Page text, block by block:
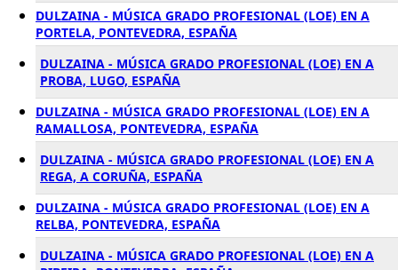
DULZAINA - MÚSICA GRADO PROFESIONAL (LOE) EN A
PORTELA, PONTEVEDRA, ESPAÑA
DULZAINA - MÚSICA GRADO PROFESIONAL (LOE) EN A
PROBA, LUGO, ESPAÑA
DULZAINA - MÚSICA GRADO PROFESIONAL (LOE) EN A
RAMALLOSA, PONTEVEDRA, ESPAÑA
DULZAINA - MÚSICA GRADO PROFESIONAL (LOE) EN A
REGA, A CORUÑA, ESPAÑA
DULZAINA - MÚSICA GRADO PROFESIONAL (LOE) EN A
RELBA, PONTEVEDRA, ESPAÑA
DULZAINA - MÚSICA GRADO PROFESIONAL (LOE) EN A